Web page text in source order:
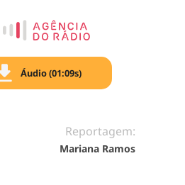
Áudio (01:09s)
Reportagem:
Mariana Ramos